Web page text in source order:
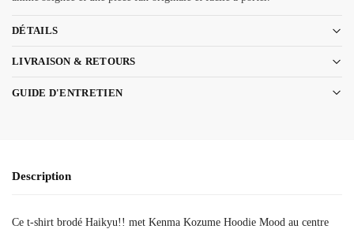
DÉTAILS
LIVRAISON & RETOURS
GUIDE D'ENTRETIEN
Description
Ce t-shirt brodé Haikyu!! met Kenma Kozume Hoodie Mood au centre